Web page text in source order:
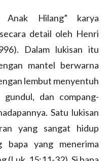
Anak Hilang” karya
detail oleh Henri
Dalam lukisan itu
mantel berwarna
lembut menyentuh
dan compang-
Satu lukisan
yang sangat hidup
bapa yang menerima